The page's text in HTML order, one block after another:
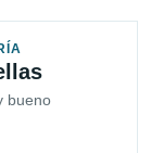
bueno